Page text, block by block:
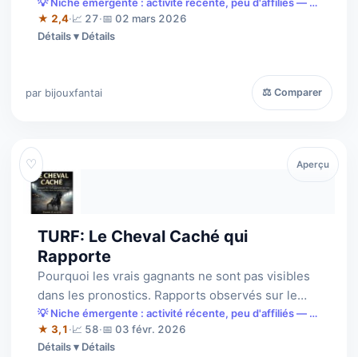
rentabilité des chevaux en fonction de …
saisir tôt.
★ 2,4·📈 27·📅 02 mars 2026
Détails
par bijouxfantai ⚖ Comparer
♡
TURF: Le Cheval Caché qui
Rapporte
Pourquoi les vrais gagnants ne sont pas visibles
dans les pronostics. Rapports observés sur le
cheval caché: Simple Gagnant : 39 …
💡 Niche émergente : activité récente, peu d'affiliés — à
saisir tôt.
★ 3,1·📈 58·📅 03 févr. 2026
Détails
Aperçu